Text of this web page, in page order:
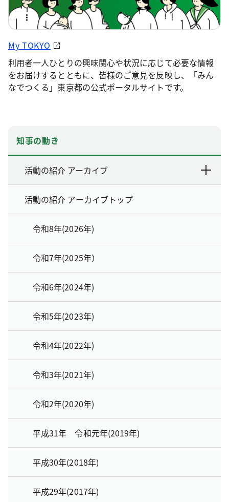
My TOKYO
利用者一人ひとりの興味関心や状況に応じて必要な情報
をお届けするとともに、皆様のご意見を反映し、「みん
なでつくる」東京都の公式ポータルサイトです。
知事の動き
活動の紹介 アーカイブ
活動の紹介 アーカイブトップ
令和8年(2026年)
令和7年(2025年）
令和6年(2024年)
令和5年(2023年)
令和4年(2022年)
令和3年(2021年)
令和2年(2020年)
平成31年 令和元年(2019年)
平成30年(2018年)
平成29年(2017年)